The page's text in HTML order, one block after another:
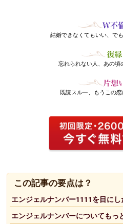
結婚できなくてもいい、で
忘れられない人、あの
既読スルー、もうこの
この記事の要点は？
エンジェルナンバー1111を目に
エンジェルナンバーについてもっ